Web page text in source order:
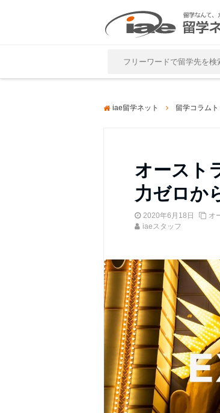
iae留学ネット 留学コラム
オースト
力ゼロか
2020年6月18日 オ
iaeスタッフ